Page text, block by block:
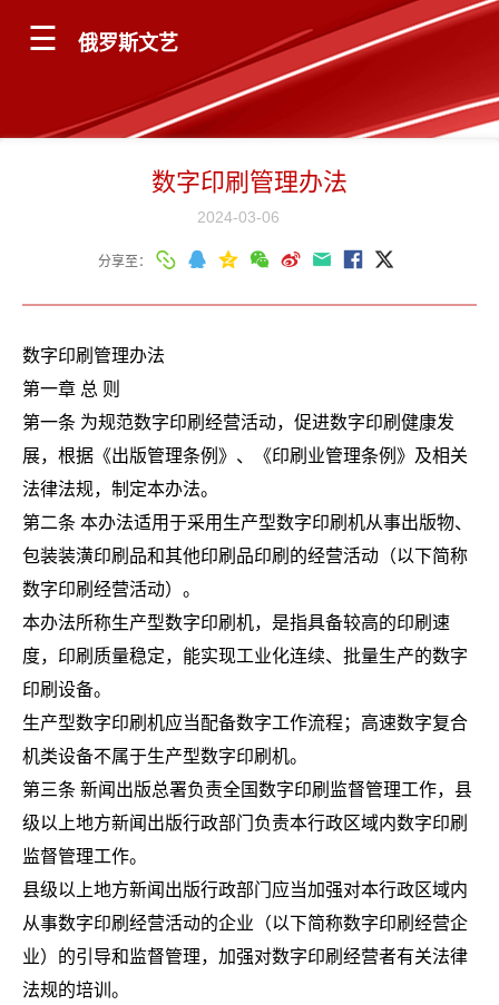
俄罗斯文艺
数字印刷管理办法
2024-03-06
分享至：
数字印刷管理办法
第一章 总 则
第一条 为规范数字印刷经营活动，促进数字印刷健康发
展，根据《出版管理条例》、《印刷业管理条例》及相关
法律法规，制定本办法。
第二条 本办法适用于采用生产型数字印刷机从事出版物、
包装装潢印刷品和其他印刷品印刷的经营活动（以下简称
数字印刷经营活动）。
本办法所称生产型数字印刷机，是指具备较高的印刷速
度，印刷质量稳定，能实现工业化连续、批量生产的数字
印刷设备。
生产型数字印刷机应当配备数字工作流程；高速数字复合
机类设备不属于生产型数字印刷机。
第三条 新闻出版总署负责全国数字印刷监督管理工作，县
级以上地方新闻出版行政部门负责本行政区域内数字印刷
监督管理工作。
县级以上地方新闻出版行政部门应当加强对本行政区域内
从事数字印刷经营活动的企业（以下简称数字印刷经营企
业）的引导和监督管理，加强对数字印刷经营者有关法律
法规的培训。